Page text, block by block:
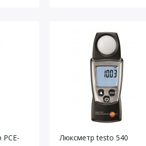
Люксметр testo 540